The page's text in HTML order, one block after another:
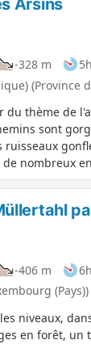
Arsins
-328 m
(Province
du thème de
sont
ruisseaux
nombreux
-406 m
(Pays))
niveaux,
en forêt,